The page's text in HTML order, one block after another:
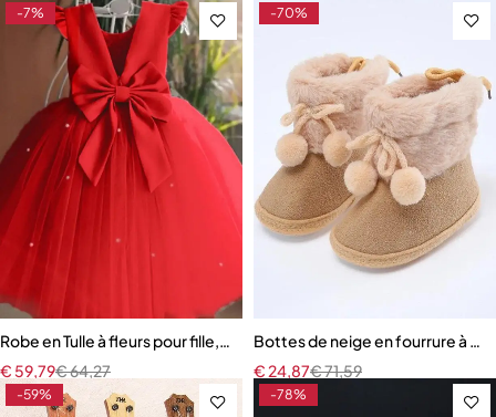
-7%
Robe en Tulle à fleurs pour fille, dos nu, nœud papillon
€64,27
€ 59,79
-70%
Bottes de neige en fourrure à
€71,59
€24,87
-59% -78%